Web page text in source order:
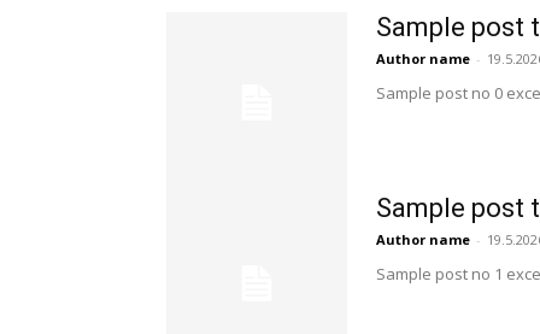
Sample post
Author name -
Sample post no 0
Sample post
Author name -
Sample post no 1